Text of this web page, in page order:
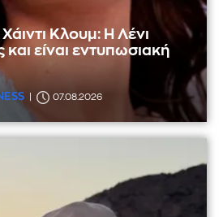
Κλουμ: Η Λένι
και είναι εντυπωσιακή
07.08.2026